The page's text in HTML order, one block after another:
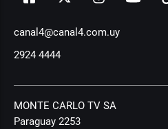
canal4@canal4.com.uy
2924 4444
MONTE CARLO TV SA
Paraguay 2253